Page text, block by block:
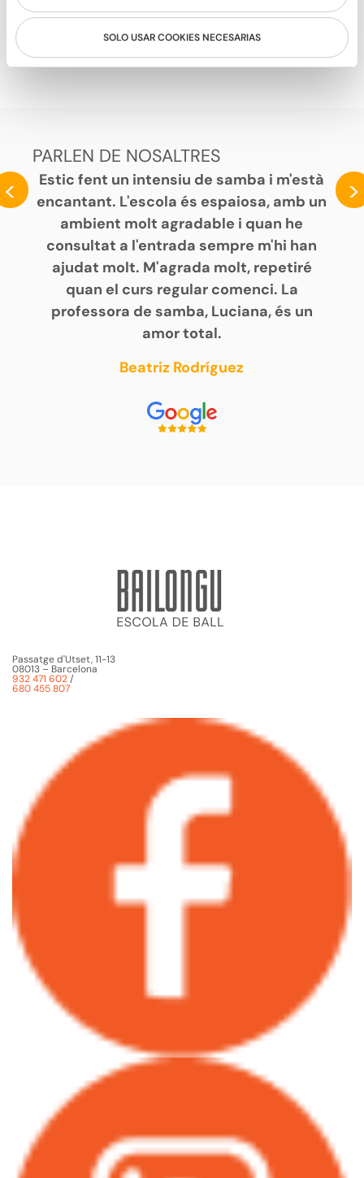
SOLO USAR COOKIES NECESARIAS
TANGO
PARLEN DE NOSALTRES
<
Estic fent un intensiu de samba i m'està
encantant. L'escola és espaiosa, amb un
ambient molt agradable i quan he
consultat a l'entrada sempre m'hi han
ajudat molt. M'agrada molt, repetiré
quan el curs regular comenci. La
professora de samba, Luciana, és un
amor total.
Beatriz Rodríguez
>
Passatge d'Utset, 11-13
08013 – Barcelona
932 471 602/
680 455 807